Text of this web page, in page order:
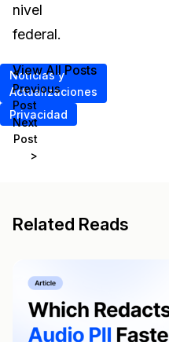
nivel
federal.
Noticias y
Actualizaciones
Privacidad
<
Previous
Post
Next
Post
>
View All Posts
Related Reads